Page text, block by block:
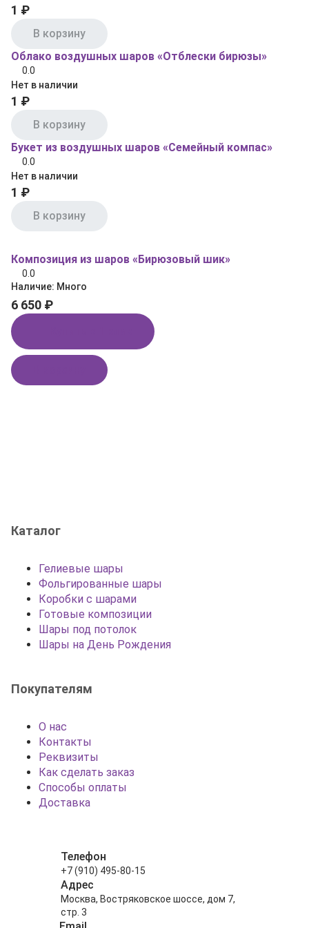
1 ₽
В корзину
Облако воздушных шаров «Отблески бирюзы»
0.0
Нет в наличии
1 ₽
В корзину
Букет из воздушных шаров «Семейный компас»
0.0
Нет в наличии
1 ₽
В корзину
Композиция из шаров «Бирюзовый шик»
0.0
Наличие: Много
6 650 ₽
Каталог
Гелиевые шары
Фольгированные шары
Коробки с шарами
Готовые композиции
Шары под потолок
Шары на День Рождения
Покупателям
О нас
Контакты
Реквизиты
Как сделать заказ
Способы оплаты
Доставка
Телефон
+7 (910) 495-80-15
Адрес
Москва, Востряковское шоссе, дом 7,
стр. 3